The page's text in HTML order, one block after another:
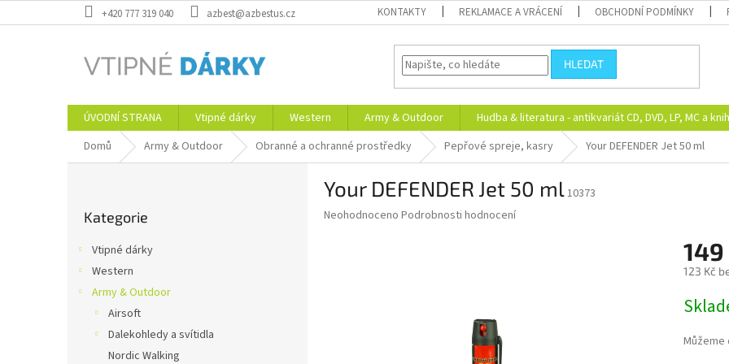
na
+420 777 319 040 azbest@azbestus.cz KONTAKTY REKLAMACE A VRÁCENÍ OBCHODNÍ PODMÍNKY
HLEDAT
ÚVODNÍ STRANA Vtipné dárky Western Army & Outdoor Hudba & literatura - antikvariát CD, DVD, LP, MC a
Domů
Army & Outdoor Obranné a ochranné prostředky Pepřové spreje, kasry Your DEFENDER Jet 50 ml
kategorie
Kategorie
Vtipné dárky
Western
Army & Outdoor
Airsoft
Dalekohledy a svítidla
Nordic Walking
Your DEFENDER Jet 50 ml10373
Průměrné
Neohodnoceno Podrobnosti hodnocení
149
123 Kč
cena:
Můžeme